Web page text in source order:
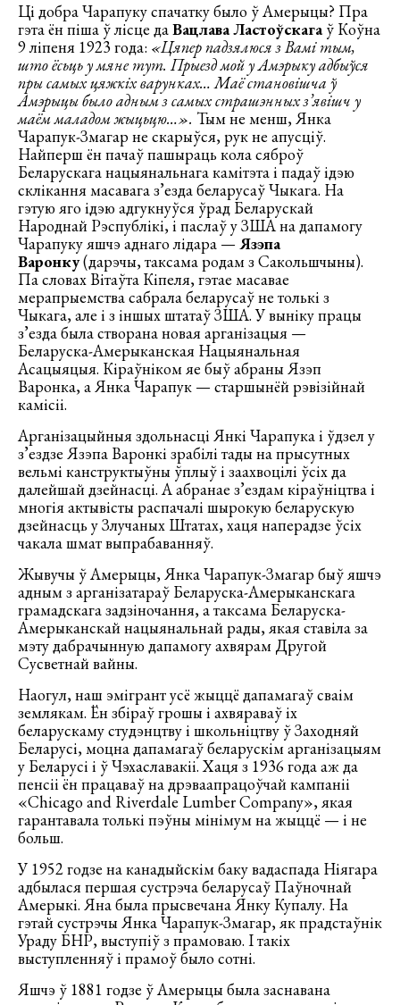
Ці добра Чарапуку спачатку было ў Амерыцы? Пра
гэта ён піша ў лісце даВацлава Ластоўскагаў Коўна
9 ліпеня 1923 года: «Цяпер падзялюся з Вамі тым,
што ёсьць у мяне тут. Прыезд мой у Амэрыку адбыўся
пры самых цяжкіх варунках… Маё становішча ў
Амэрыцы было адным з самых страшэнных з’явішч у
маём маладом жыцьцю…». Тым не менш, Янка
Чарапук-Змагар не скарыўся, рук не апусціў.
Найперш ён пачаў пашыраць кола сяброў
Беларускага нацыянальнага камітэта і падаў ідэю
склікання масавага з’езда беларусаў Чыкага. На
гэтую яго ідэю адгукнуўся ўрад Беларускай
Народнай Рэспублікі, і паслаў у ЗША на дапамогу
Чарапуку яшчэ аднаго лідара —Язэпа
Варонку(дарэчы, таксама родам з Сакольшчыны).
Па словах Вітаўта Кіпеля, гэтае масавае
мерапрыемства сабрала беларусаў не толькі з
Чыкага, але і з іншых штатаў ЗША. У выніку працы
з’езда была створана новая арганізацыя —
Беларуска-Амерыканская Нацыянальная
Асацыяцыя. Кіраўніком яе быў абраны Язэп
Варонка, а Янка Чарапук — старшынёй рэвізійнай
камісіі.
Арганізацыйныя здольнасці Янкі Чарапука і ўдзел у
з’ездзе Язэпа Варонкі зрабілі тады на прысутных
вельмі канструктыўны ўплыў і заахвоцілі ўсіх да
далейшай дзейнасці. А абранае з’ездам кіраўніцтва і
многія актывісты распачалі шырокую беларускую
дзейнасць у Злучаных Штатах, хаця наперадзе ўсіх
чакала шмат выпрабаванняў.
Жывучы ў Амерыцы, Янка Чарапук-Змагар быў яшчэ
адным з арганізатараў Беларуска-Амерыканскага
грамадскага задзіночання, а таксама Беларуска-
Амерыканскай нацыянальнай рады, якая ставіла за
мэту дабрачынную дапамогу ахвярам Другой
Сусветнай вайны.
Наогул, наш эмігрант усё жыццё дапамагаў сваім
землякам. Ён збіраў грошы і ахвяраваў іх
беларускаму студэнцтву і школьніцтву ў Заходняй
Беларусі, моцна дапамагаў беларускім арганізацыям
у Беларусі і ў Чэхаславакіі. Хаця з 1936 года аж да
пенсіі ён працаваў на дрэваапрацоўчай кампаніі
«Chicago and Riverdale Lumber Company», якая
гарантавала толькі пэўны мінімум на жыццё — і не
больш.
У 1952 годзе на канадыйскім баку вадаспада Ніягара
адбылася першая сустрэча беларусаў Паўночнай
Амерыкі. Яна была прысвечана Янку Купалу. На
гэтай сустрэчы Янка Чарапук-Змагар, як прадстаўнік
Ураду БНР, выступіў з прамоваю. І такіх
выступленняў і прамоў было сотні.
Яшчэ ў 1881 годзе ў Амерыцы была заснавана